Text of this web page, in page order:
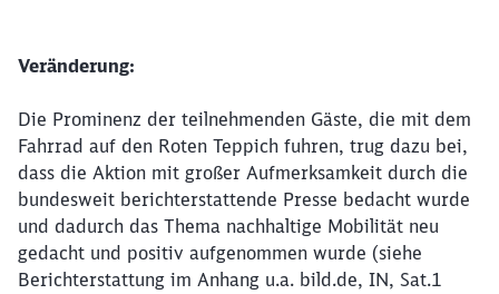
Veränderung:
Die Prominenz der teilnehmenden Gäste, die mit dem
Fahrrad auf den Roten Teppich fuhren, trug dazu bei,
dass die Aktion mit großer Aufmerksamkeit durch die
bundesweit berichterstattende Presse bedacht wurde
und dadurch das Thema nachhaltige Mobilität neu
gedacht und positiv aufgenommen wurde (siehe
Berichterstattung im Anhang u.a. bild.de, IN, Sat.1